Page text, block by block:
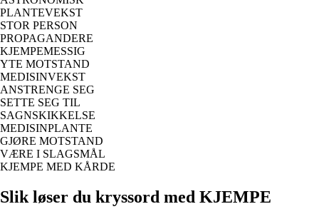
PLANTEVEKST
STOR PERSON
PROPAGANDERE
KJEMPEMESSIG
YTE MOTSTAND
MEDISINVEKST
ANSTRENGE SEG
SETTE SEG TIL
SAGNSKIKKELSE
MEDISINPLANTE
GJØRE MOTSTAND
VÆRE I SLAGSMÅL
KJEMPE MED KÅRDE
Slik løser du kryssord med KJEMPE